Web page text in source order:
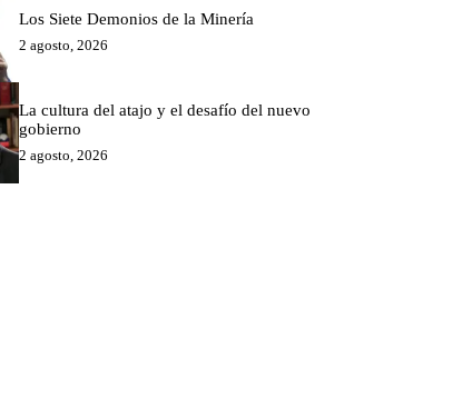
Los Siete Demonios de la Minería
2 agosto, 2026
La cultura del atajo y el desafío del nuevo
gobierno
2 agosto, 2026